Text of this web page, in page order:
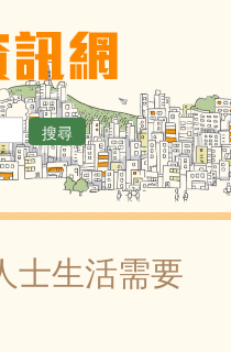
搜尋
士生活需要